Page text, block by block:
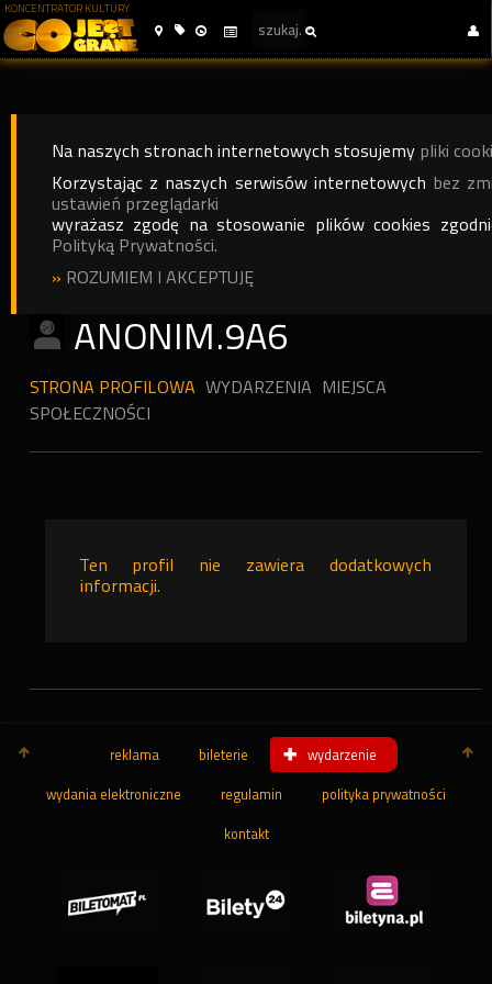
KONCENTRATOR KULTURY
Na naszych stronach internetowych stosujemy pliki
Korzystając z naszych serwisów internetowych bez
ustawień przeglądarki
wyrażasz zgodę na stosowanie plików cookies
Polityką Prywatności.
» ROZUMIEM I AKCEPTUJĘ
ANONIM.9A6
STRONA PROFILOWA WYDARZENIA MIEJSCA
SPOŁECZNOŚCI
Ten profil nie zawiera dodatkowych
informacji.
reklama bileterie wydarzenie
wydania elektroniczne regulamin polityka prywatności
kontakt